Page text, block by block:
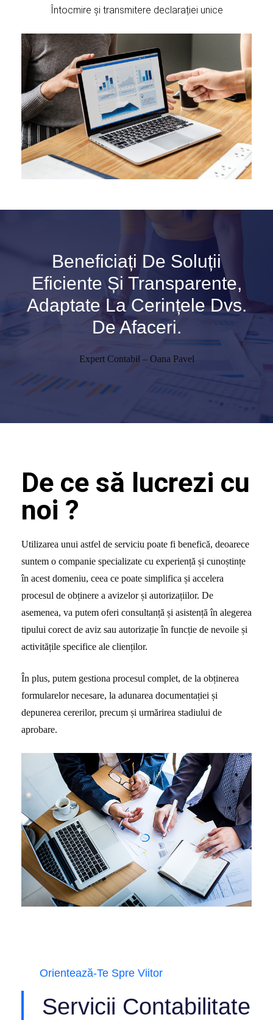
Întocmire și transmitere declarației unice
Beneficiați De Soluții
Eficiente Și Transparente,
Adaptate La Cerințele Dvs.
De Afaceri.
Expert Contabil – Oana Pavel
De ce să lucrezi cu
noi ?
Utilizarea unui astfel de serviciu poate fi benefică, deoarece
suntem o companie specializate cu experiență și cunoștințe
în acest domeniu, ceea ce poate simplifica și accelera
procesul de obținere a avizelor și autorizațiilor. De
asemenea, va putem oferi consultanță și asistență în alegerea
tipului corect de aviz sau autorizație în funcție de nevoile și
activitățile specifice ale clienților.
În plus, putem gestiona procesul complet, de la obținerea
formularelor necesare, la adunarea documentației și
depunerea cererilor, precum și urmărirea stadiului de
aprobare.
Orientează-Te Spre Viitor
Servicii Contabilitate